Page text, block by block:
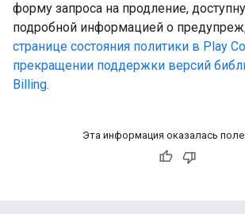
форму запроса на продление,
подробной информацией о
странице состояния политики в Play
прекращении поддержки версий
Billing.
Эта информация оказалась